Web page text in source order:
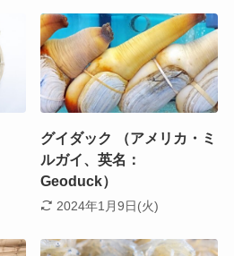
グイダック （アメリカ・ミ
ルガイ、英名：
Geoduck）
2024年1月9日(火)